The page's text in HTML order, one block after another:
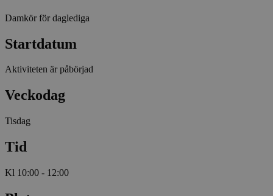
Damkör för daglediga
Startdatum
Aktiviteten är påbörjad
Veckodag
Tisdag
Tid
Kl 10:00 - 12:00